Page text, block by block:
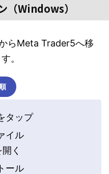
（Windows）
らMeta Trader5へ移
。
タップ
イル
く
ール